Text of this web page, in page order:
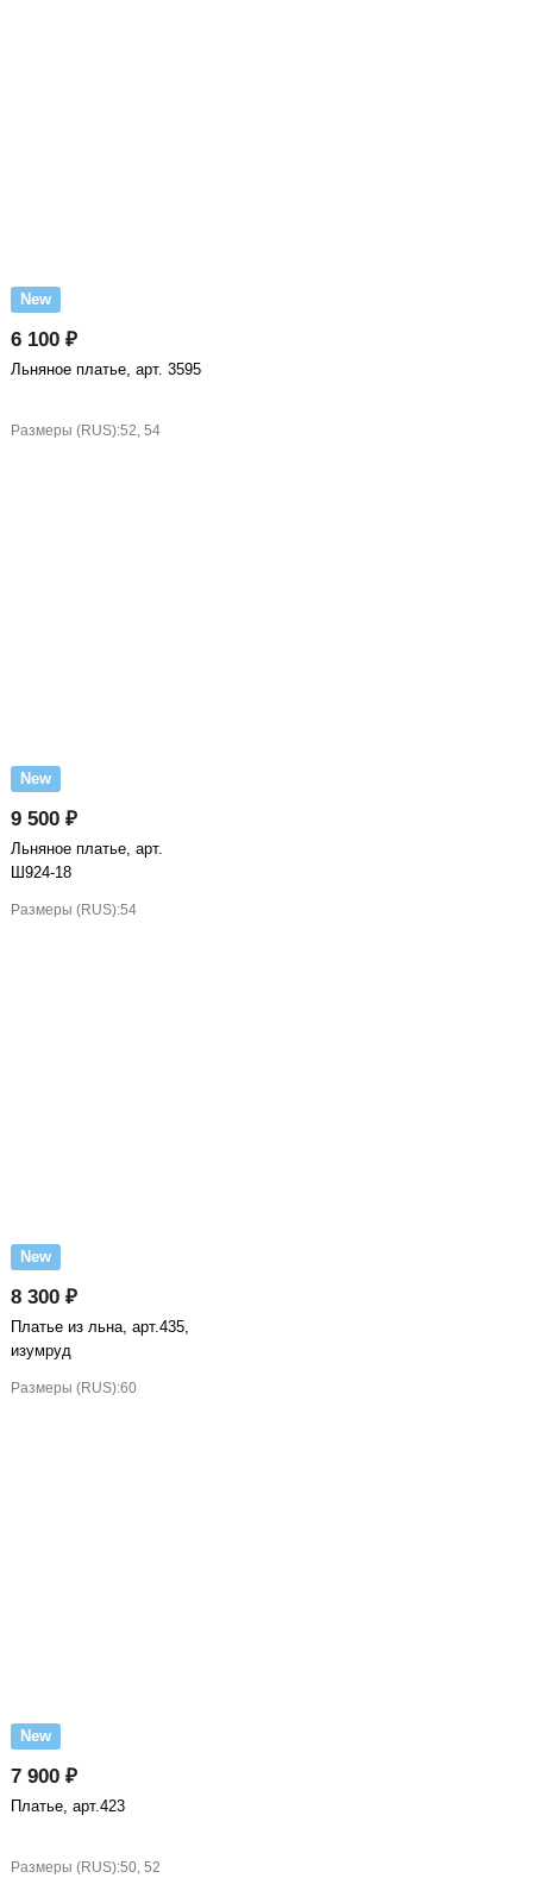
New
6 100 ₽
Льняное платье, арт. 3595
Размеры (RUS):52, 54
New
9 500 ₽
Льняное платье, арт.
Ш924-18
Размеры (RUS):54
New
8 300 ₽
Платье из льна, арт.435,
изумруд
Размеры (RUS):60
New
7 900 ₽
Платье, арт.423
Размеры (RUS):50, 52